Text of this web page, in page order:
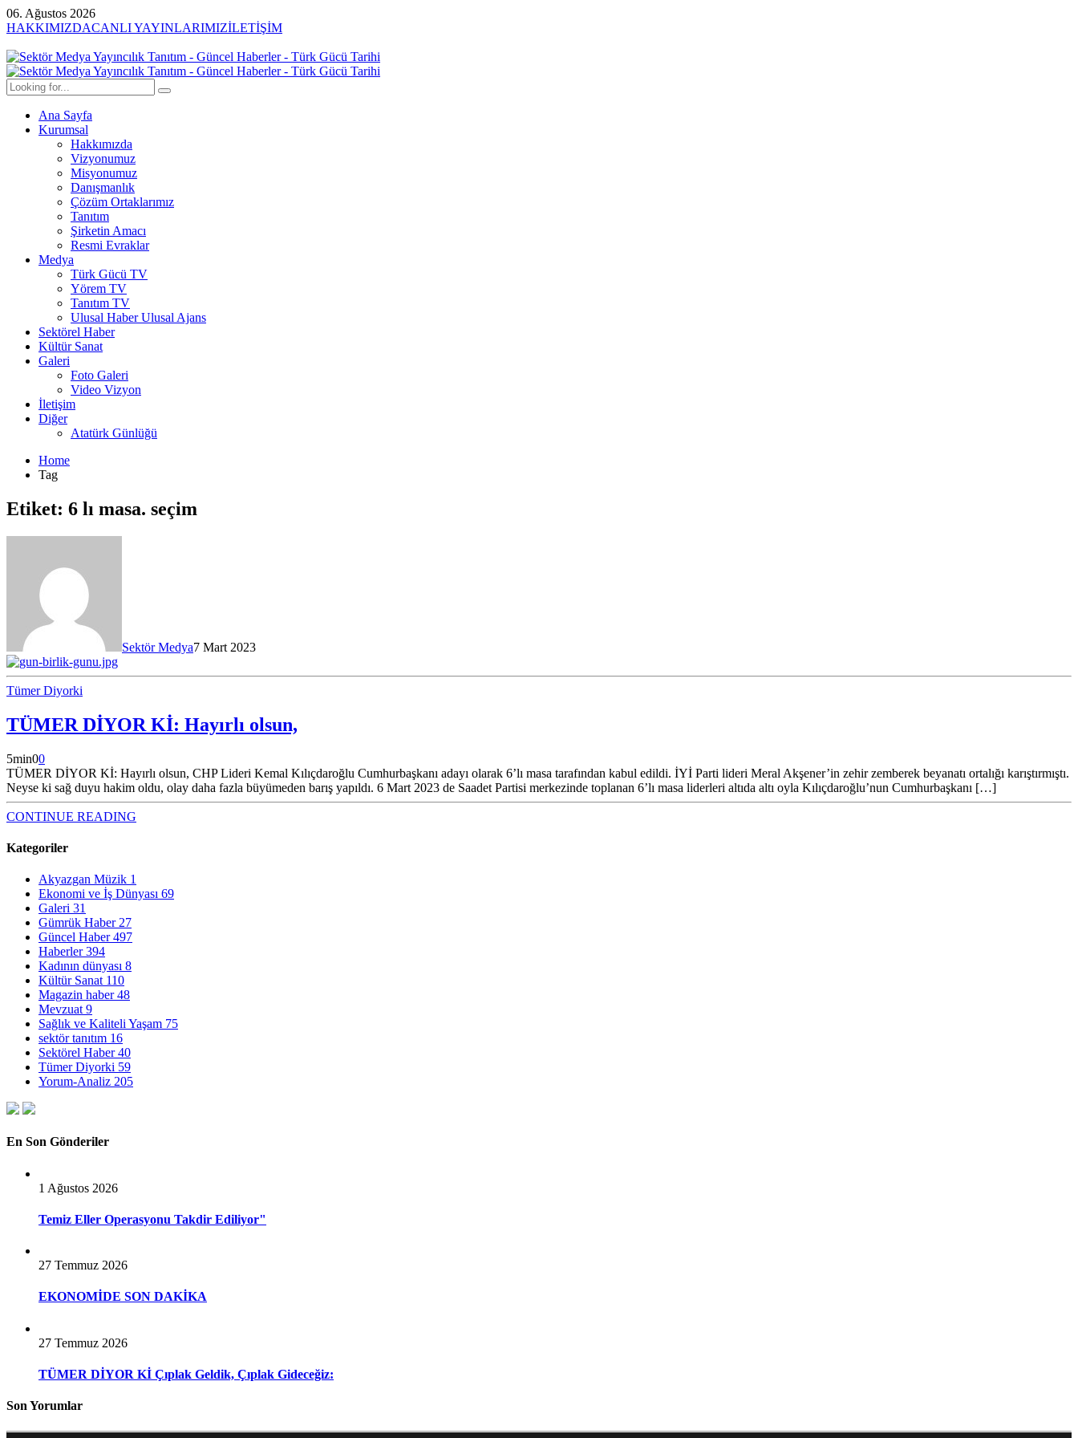
06. Ağustos 2026
HAKKIMIZDACANLI YAYINLARIMIZİLETİŞİM
Ana Sayfa
Kurumsal
Hakkımızda
Vizyonumuz
Misyonumuz
Danışmanlık
Çözüm Ortaklarımız
Tanıtım
Şirketin Amacı
Resmi Evraklar
Medya
Türk Gücü TV
Yörem TV
Tanıtım TV
Ulusal Haber Ulusal Ajans
Sektörel Haber
Kültür Sanat
Galeri
Foto Galeri
Video Vizyon
İletişim
Diğer
Atatürk Günlüğü
Home
Tag
Etiket: 6 lı masa. seçim
Sektör Medya7 Mart 2023
Tümer Diyorki
TÜMER DİYOR Kİ: Hayırlı olsun,
5min00
TÜMER DİYOR Kİ: Hayırlı olsun, CHP Lideri Kemal Kılıçdaroğlu Cumhurbaşkanı adayı olarak 6’lı masa tarafından kabul edildi. İYİ Parti lideri Meral Akşener’in zehir zemberek beyanatı ortalığı karıştırmıştı.
Neyse ki sağ duyu hakim oldu, olay daha fazla büyümeden barış yapıldı. 6 Mart 2023 de Saadet Partisi merkezinde toplanan 6’lı masa liderleri altıda altı oyla Kılıçdaroğlu’nun Cumhurbaşkanı […]
CONTINUE READING
Kategoriler
Akyazgan Müzik 1
Ekonomi ve İş Dünyası 69
Galeri 31
Gümrük Haber 27
Güncel Haber497
Haberler394
Kadının dünyası 8
Kültür Sanat 110
Magazin haber48
Mevzuat 9
Sağlık ve Kaliteli Yaşam 75
sektör tanıtım 16
Sektörel Haber40
Tümer Diyorki 59
Yorum-Analiz 205
En Son Gönderiler
1 Ağustos 2026
Temiz Eller Operasyonu Takdir Ediliyor"
27 Temmuz 2026
EKONOMİDE SON DAKİKA
27 Temmuz 2026
TÜMER DİYOR Kİ Çıplak Geldik, Çıplak Gideceğiz:
Son Yorumlar